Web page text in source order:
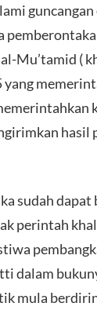
Mu’tamid (
yang
hasil
sudah
perintah
dalam
mula